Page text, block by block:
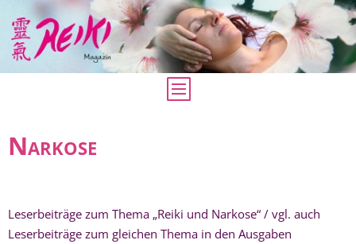
Narkose
Leserbeiträge zum Thema „Reiki und Narkose“ / vgl. auch
Leserbeiträge zum gleichen Thema in den Ausgaben